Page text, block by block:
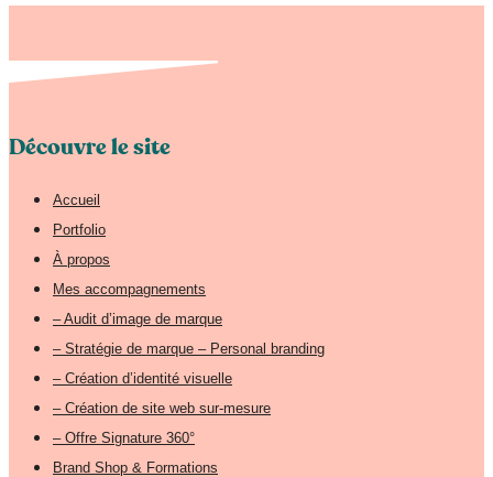
Découvre le site
Accueil
Portfolio
À propos
Mes accompagnements
– Audit d’image de marque
– Stratégie de marque – Personal branding
– Création d’identité visuelle
– Création de site web sur-mesure
– Offre Signature 360°
Brand Shop & Formations